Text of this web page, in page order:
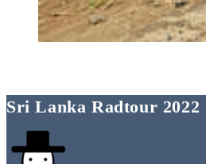
Sri Lanka Radtour 2022